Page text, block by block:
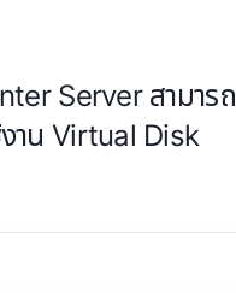
Server สามารถ
าน Virtual Disk